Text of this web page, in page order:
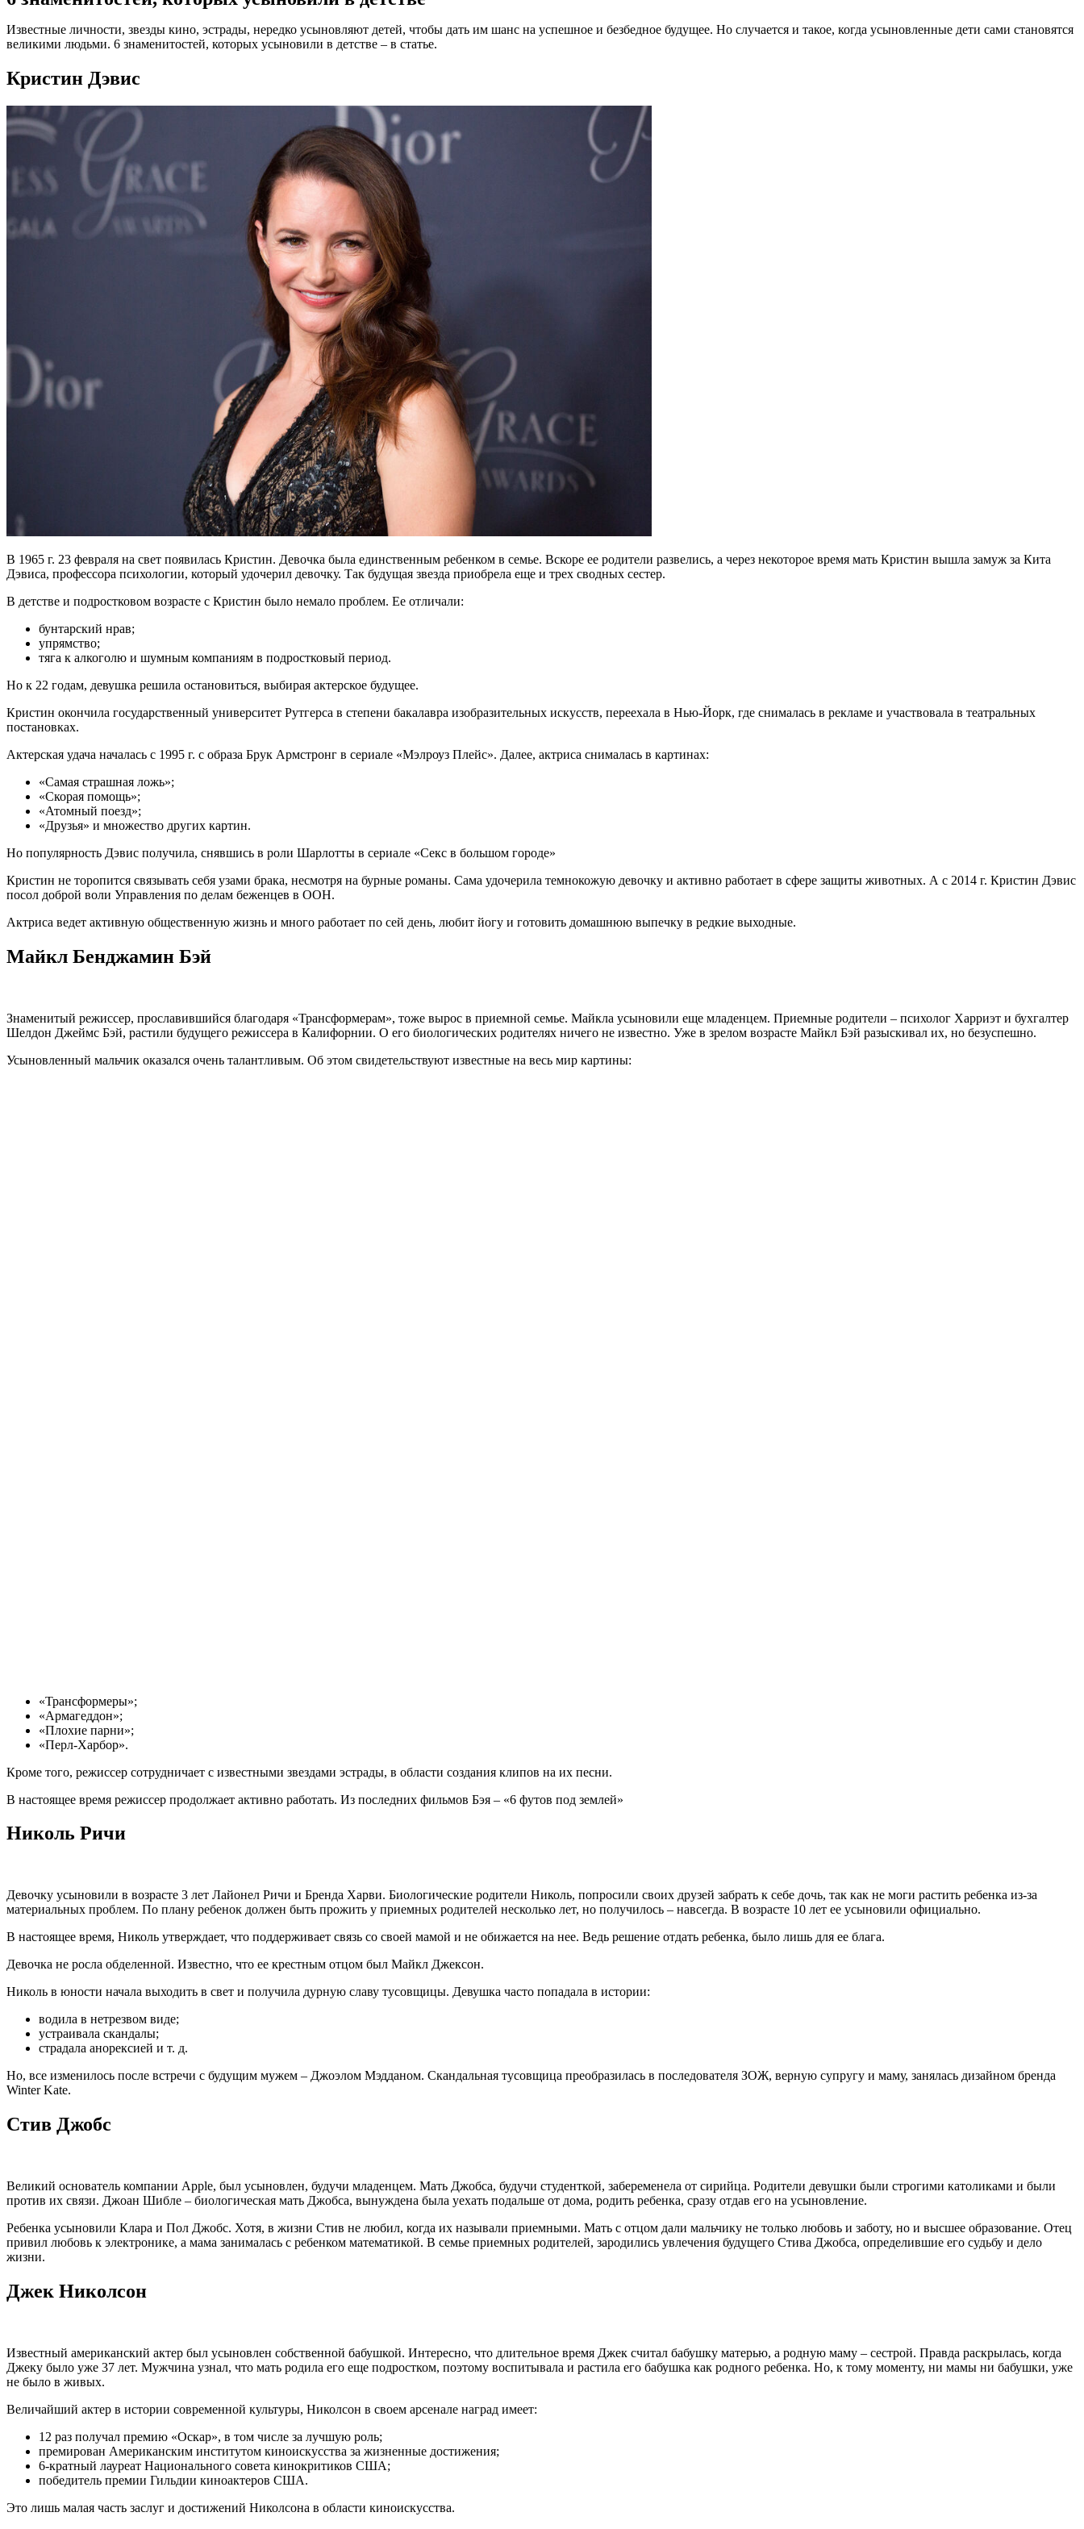
Известные личности, звезды кино, эстрады, нередко усыновляют детей, чтобы дать им шанс на успешное и безбедное будущее. Но случается и такое, когда усыновленные дети сами становятся
великими людьми. 6 знаменитостей, которых усыновили в детстве – в статье.
Кристин Дэвис
В 1965 г. 23 февраля на свет появилась Кристин. Девочка была единственным ребенком в семье. Вскоре ее родители развелись, а через некоторое время мать Кристин вышла замуж за Кита
Дэвиса, профессора психологии, который удочерил девочку. Так будущая звезда приобрела еще и трех сводных сестер.
В детстве и подростковом возрасте с Кристин было немало проблем. Ее отличали:
бунтарский нрав;
упрямство;
тяга к алкоголю и шумным компаниям в подростковый период.
Но к 22 годам, девушка решила остановиться, выбирая актерское будущее.
Кристин окончила государственный университет Рутгерса в степени бакалавра изобразительных искусств, переехала в Нью-Йорк, где снималась в рекламе и участвовала в театральных
постановках.
Актерская удача началась с 1995 г. с образа Брук Армстронг в сериале «Мэлроуз Плейс». Далее, актриса снималась в картинах:
«Самая страшная ложь»;
«Скорая помощь»;
«Атомный поезд»;
«Друзья» и множество других картин.
Но популярность Дэвис получила, снявшись в роли Шарлотты в сериале «Секс в большом городе»
Кристин не торопится связывать себя узами брака, несмотря на бурные романы. Сама удочерила темнокожую девочку и активно работает в сфере защиты животных. А с 2014 г. Кристин Дэвис
посол доброй воли Управления по делам беженцев в ООН.
Актриса ведет активную общественную жизнь и много работает по сей день, любит йогу и готовить домашнюю выпечку в редкие выходные.
Майкл Бенджамин Бэй
Знаменитый режиссер, прославившийся благодаря «Трансформерам», тоже вырос в приемной семье. Майкла усыновили еще младенцем. Приемные родители – психолог Харриэт и бухгалтер
Шелдон Джеймс Бэй, растили будущего режиссера в Калифорнии. О его биологических родителях ничего не известно. Уже в зрелом возрасте Майкл Бэй разыскивал их, но безуспешно.
Усыновленный мальчик оказался очень талантливым. Об этом свидетельствуют известные на весь мир картины:
«Трансформеры»;
«Армагеддон»;
«Плохие парни»;
«Перл-Харбор».
Кроме того, режиссер сотрудничает с известными звездами эстрады, в области создания клипов на их песни.
В настоящее время режиссер продолжает активно работать. Из последних фильмов Бэя – «6 футов под землей»
Николь Ричи
Девочку усыновили в возрасте 3 лет Лайонел Ричи и Бренда Харви. Биологические родители Николь, попросили своих друзей забрать к себе дочь, так как не моги растить ребенка из-за
материальных проблем. По плану ребенок должен быть прожить у приемных родителей несколько лет, но получилось – навсегда. В возрасте 10 лет ее усыновили официально.
В настоящее время, Николь утверждает, что поддерживает связь со своей мамой и не обижается на нее. Ведь решение отдать ребенка, было лишь для ее блага.
Девочка не росла обделенной. Известно, что ее крестным отцом был Майкл Джексон.
Николь в юности начала выходить в свет и получила дурную славу тусовщицы. Девушка часто попадала в истории:
водила в нетрезвом виде;
устраивала скандалы;
страдала анорексией и т. д.
Но, все изменилось после встречи с будущим мужем – Джоэлом Мэдданом. Скандальная тусовщица преобразилась в последователя ЗОЖ, верную супругу и маму, занялась дизайном бренда
Winter Kate.
Стив Джобс
Великий основатель компании Apple, был усыновлен, будучи младенцем. Мать Джобса, будучи студенткой, забеременела от сирийца. Родители девушки были строгими католиками и были
против их связи. Джоан Шибле – биологическая мать Джобса, вынуждена была уехать подальше от дома, родить ребенка, сразу отдав его на усыновление.
Ребенка усыновили Клара и Пол Джобс. Хотя, в жизни Стив не любил, когда их называли приемными. Мать с отцом дали мальчику не только любовь и заботу, но и высшее образование. Отец
привил любовь к электронике, а мама занималась с ребенком математикой. В семье приемных родителей, зародились увлечения будущего Стива Джобса, определившие его судьбу и дело
жизни.
Джек Николсон
Известный американский актер был усыновлен собственной бабушкой. Интересно, что длительное время Джек считал бабушку матерью, а родную маму – сестрой. Правда раскрылась, когда
Джеку было уже 37 лет. Мужчина узнал, что мать родила его еще подростком, поэтому воспитывала и растила его бабушка как родного ребенка. Но, к тому моменту, ни мамы ни бабушки, уже
не было в живых.
Величайший актер в истории современной культуры, Николсон в своем арсенале наград имеет:
12 раз получал премию «Оскар», в том числе за лучшую роль;
премирован Американским институтом киноискусства за жизненные достижения;
6-кратный лауреат Национального совета кинокритиков США;
победитель премии Гильдии киноактеров США.
Это лишь малая часть заслуг и достижений Николсона в области киноискусства.